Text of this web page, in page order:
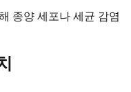
종양 세포나 세균 감염